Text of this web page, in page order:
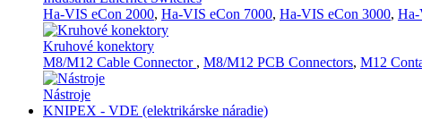
Ha-VIS eCon 2000, Ha-VIS eCon 7000, Ha-VIS eCon 3000, Ha-
Kruhové konektory
M8/M12 Cable Connector , M8/M12 PCB Connectors, M12
Nástroje
KNIPEX - VDE (elektrikárske náradie)